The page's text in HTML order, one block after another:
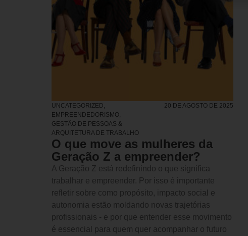
UNCATEGORIZED,
EMPREENDEDORISMO,
GESTÃO DE PESSOAS &
ARQUITETURA DE TRABALHO
20 DE AGOSTO DE 2025
O que move as mulheres da
Geração Z a empreender?
A Geração Z está redefinindo o que significa
trabalhar e empreender. Por isso é importante
refletir sobre como propósito, impacto social e
autonomia estão moldando novas trajetórias
profissionais - e por que entender esse movimento
é essencial para quem quer acompanhar o futuro